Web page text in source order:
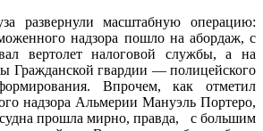
развернули масштабную операцию:
надзора пошло на абордаж, с
вертолет налоговой службы, а на
Гражданской гвардии — полицейского
Впрочем, как отметил
надзора Альмерии Мануэль Портеро,
судна прошла мирно, правда, с большим